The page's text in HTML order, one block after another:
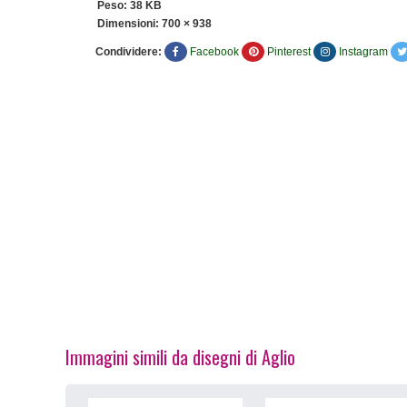
Peso: 38 KB
Dimensioni: 700 × 938
Condividere: Facebook Pinterest Instagram
Immagini simili da disegni di Aglio